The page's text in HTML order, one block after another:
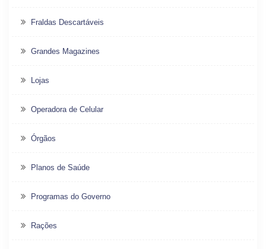
Fraldas Descartáveis
Grandes Magazines
Lojas
Operadora de Celular
Órgãos
Planos de Saúde
Programas do Governo
Rações